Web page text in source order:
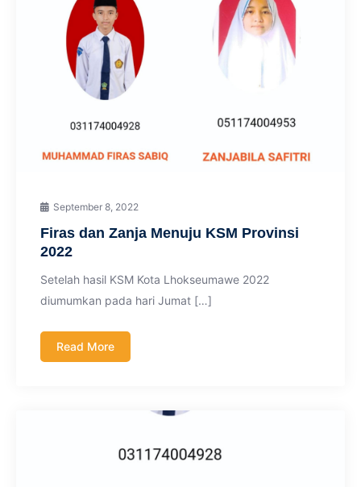
September 8, 2022
Firas dan Zanja Menuju KSM Provinsi
2022
Setelah hasil KSM Kota Lhokseumawe 2022
diumumkan pada hari Jumat […]
Read More